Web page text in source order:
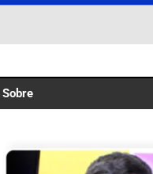
Sobre